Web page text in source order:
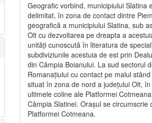
Geografic vorbind, municipiului Slatina
delimitat, în zona de contact dintre
geografică a municipiului Slatina, sub
Olt cu dezvoltarea pe dreapta a
unităţi cunoscută în literatura de
subdiviziunile acestuia de est prin
din Câmpia Boianului. La sud sectorul
Romanaţiului cu contact pe malul
situat în zona de nord a judeţului Olt,
ultimele coline ale Platformei
Câmpia Slatinei. Oraşul se
Platformei Cotmeana.